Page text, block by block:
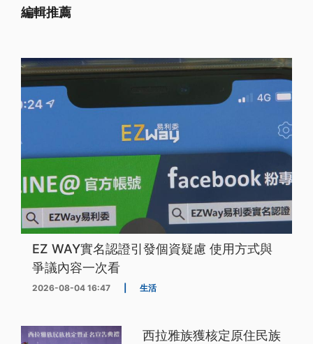
編輯推薦
EZ WAY實名認證引發個資疑慮 使用方式與
爭議內容一次看
2026-08-04 16:47 生活
西拉雅族獲核定原住民族